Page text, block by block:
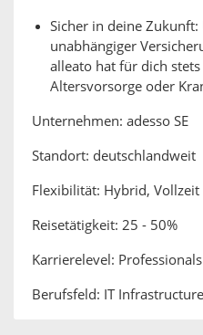
Sicher in deine Zukunft:
unabhängiger
alleato hat für dich
Altersvorsorge oder
Unternehmen: adesso SE
Standort: deutschlandweit
Flexibilität: Hybrid, Vollzeit
Reisetätigkeit: 25 - 50%
Karrierelevel: Professionals
Berufsfeld: IT